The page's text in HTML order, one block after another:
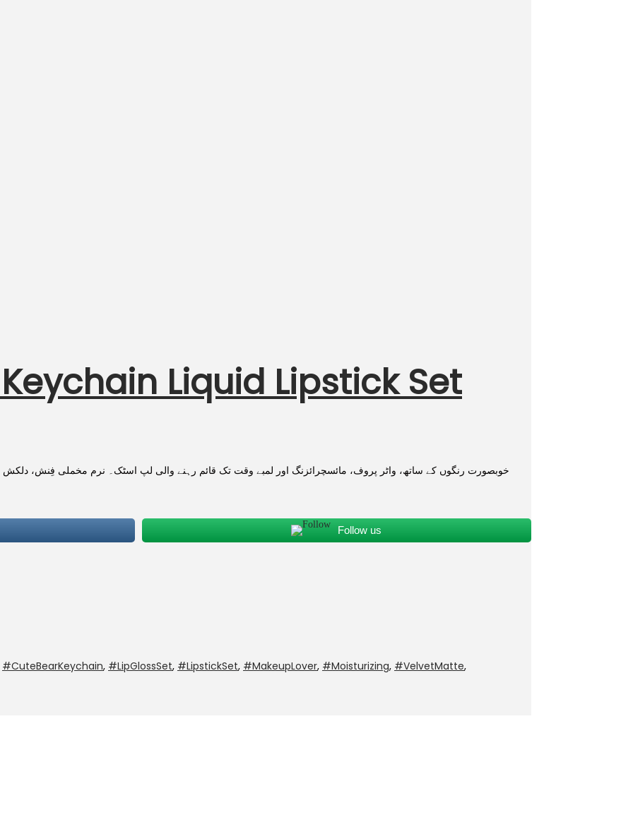
Liquid Lipstick Set
Follow us
#CuteBearKeychain, #LipGlossSet, #LipstickSet, #MakeupLover, #Moisturizing, #VelvetMatte,